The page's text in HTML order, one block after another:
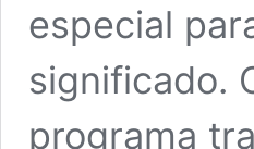
especial
significado.
programa